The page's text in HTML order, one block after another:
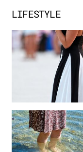
LIFESTYLE